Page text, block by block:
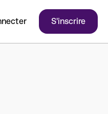
S'inscrire